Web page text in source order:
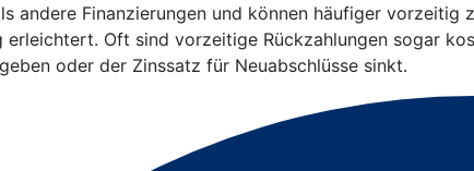
andere Finanzierungen und können häufiger
erleichtert. Oft sind vorzeitige Rückzahlungen sogar
oder der Zinssatz für Neuabschlüsse sinkt.